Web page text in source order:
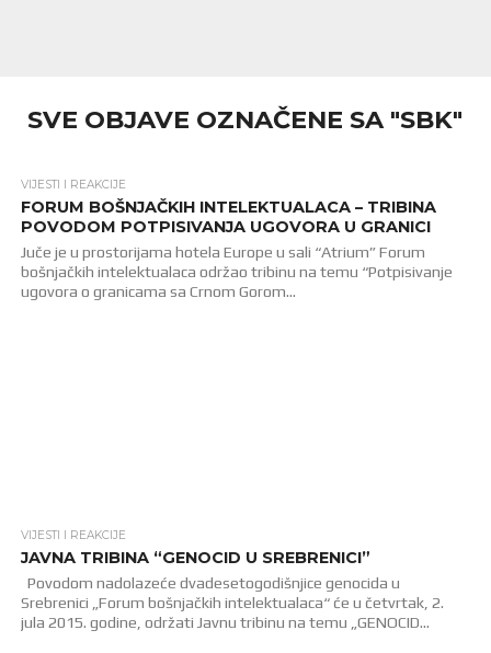
SVE OBJAVE OZNAČENE SA "SBK"
VIJESTI I REAKCIJE
FORUM BOŠNJAČKIH INTELEKTUALACA – TRIBINA
POVODOM POTPISIVANJA UGOVORA U GRANICI
Juče je u prostorijama hotela Europe u sali “Atrium” Forum
bošnjačkih intelektualaca održao tribinu na temu “Potpisivanje
ugovora o granicama sa Crnom Gorom...
VIJESTI I REAKCIJE
JAVNA TRIBINA “GENOCID U SREBRENICI”
Povodom nadolazeće dvadesetogodišnjice genocida u
Srebrenici „Forum bošnjačkih intelektualaca“ će u četvrtak, 2.
jula 2015. godine, održati Javnu tribinu na temu „GENOCID...